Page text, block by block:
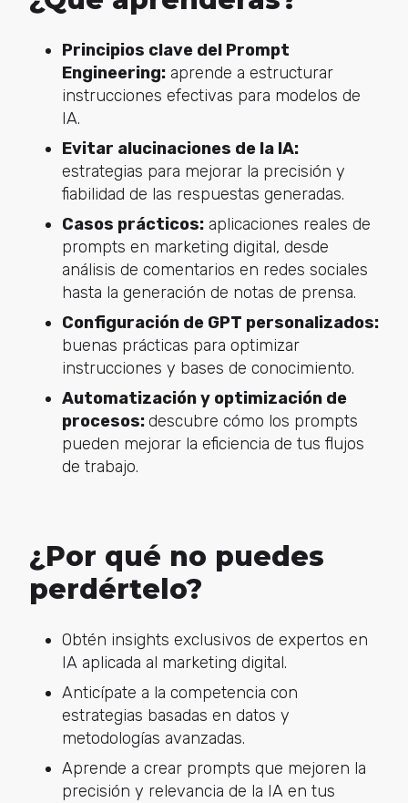
Principios clave del Prompt
Engineering:aprende a estructurar
instrucciones efectivas para modelos de
IA.
Evitar alucinaciones de la IA:
estrategias para mejorar la precisión y
fiabilidad de las respuestas generadas.
Casos prácticos:aplicaciones reales de
prompts en marketing digital, desde
análisis de comentarios en redes sociales
hasta la generación de notas de prensa.
Configuración de GPT personalizados:
buenas prácticas para optimizar
instrucciones y bases de conocimiento.
Automatización y optimización de
procesos:descubre cómo los prompts
pueden mejorar la eficiencia de tus flujos
de trabajo.
¿Por qué no puedes
perdértelo?
Obtén insights exclusivos de expertos en
IA aplicada al marketing digital.
Anticípate a la competencia con
estrategias basadas en datos y
metodologías avanzadas.
Aprende a crear prompts que mejoren la
precisión y relevancia de la IA en tus